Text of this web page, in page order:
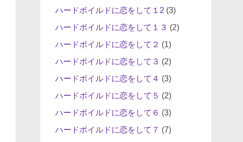
ハードボイルドに恋をして１2 (3)
ハードボイルドに恋をして１３ (2)
ハードボイルドに恋をして２ (1)
ハードボイルドに恋をして３ (2)
ハードボイルドに恋をして４ (3)
ハードボイルドに恋をして５ (2)
ハードボイルドに恋をして６ (3)
ハードボイルドに恋をして７ (7)